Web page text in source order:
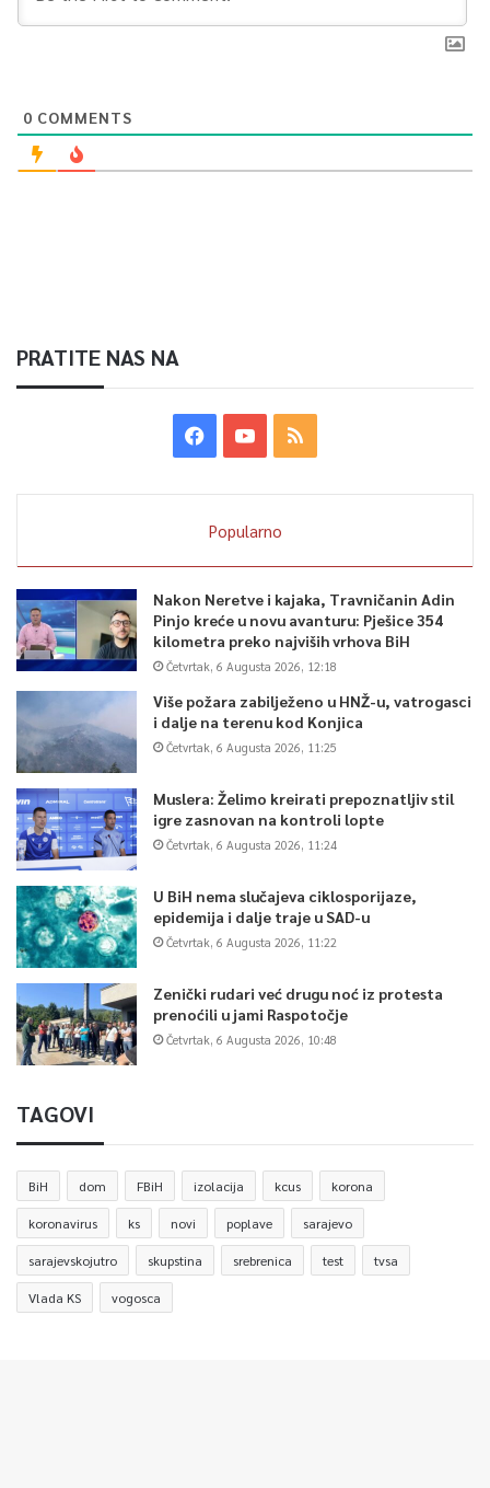
0 COMMENTS
PRATITE NAS NA
Popularno
Nakon Neretve i kajaka, Travničanin Adin
Pinjo kreće u novu avanturu: Pješice 354
kilometra preko najviših vrhova BiH
Četvrtak, 6 Augusta 2026, 12:18
Više požara zabilježeno u HNŽ-u, vatrogasci
i dalje na terenu kod Konjica
Četvrtak, 6 Augusta 2026, 11:25
Muslera: Želimo kreirati prepoznatljiv stil
igre zasnovan na kontroli lopte
Četvrtak, 6 Augusta 2026, 11:24
U BiH nema slučajeva ciklosporijaze,
epidemija i dalje traje u SAD-u
Četvrtak, 6 Augusta 2026, 11:22
Zenički rudari već drugu noć iz protesta
prenoćili u jami Raspotočje
Četvrtak, 6 Augusta 2026, 10:48
TAGOVI
BiH dom FBiH izolacija kcus korona
koronavirus ks novi poplave sarajevo
sarajevskojutro skupstina srebrenica test tvsa
Vlada KS vogosca